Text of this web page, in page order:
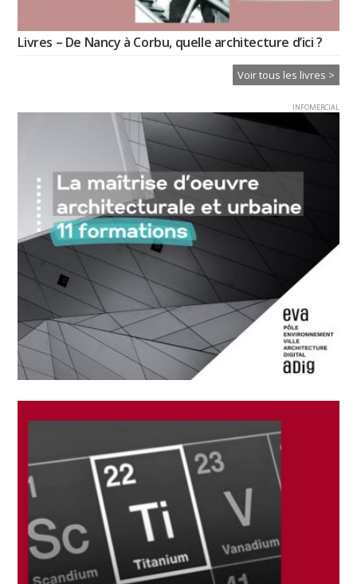
Livres – De Nancy à Corbu, quelle architecture d’ici ?
Voir tous les livres >
INFOMERCIAL